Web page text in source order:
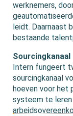
werknemers,
leidt. Daarnaast
bestaande
Sourcingkanaal
Intern fungeert
sourcingkanaal
hoeven voor het
systeem te